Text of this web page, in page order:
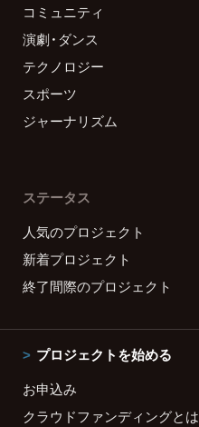
コミュニティ
演劇・ダンス
テクノロジー
スポーツ
ジャーナリズム
ステータス
人気のプロジェクト
新着プロジェクト
終了間際のプロジェクト
プロジェクトを始める
お申込み
クラウドファンディングとは